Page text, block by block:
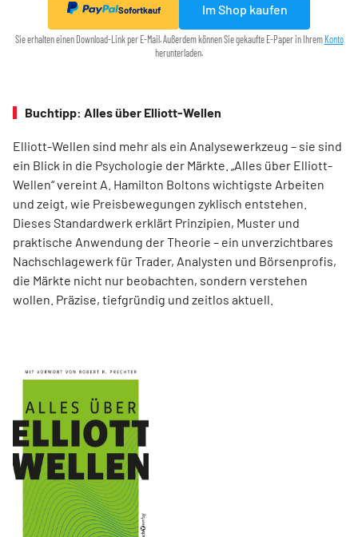
Sofortkauf Im Shop kaufen
Sie erhalten einen Download-Link per E-Mail. Außerdem können Sie gekaufte E-Paper in Ihrem Konto
herunterladen.
Buchtipp: Alles über Elliott-Wellen
Elliott-Wellen sind mehr als ein Analysewerkzeug – sie sind
ein Blick in die Psychologie der Märkte. „Alles über Elliott-
Wellen“ vereint A. Hamilton Boltons wichtigste Arbeiten
und zeigt, wie Preisbewegungen zyklisch entstehen.
Dieses Standardwerk erklärt Prinzipien, Muster und
praktische Anwendung der Theorie – ein unverzichtbares
Nachschlagewerk für Trader, Analysten und Börsenprofis,
die Märkte nicht nur beobachten, sondern verstehen
wollen. Präzise, tiefgründig und zeitlos aktuell.